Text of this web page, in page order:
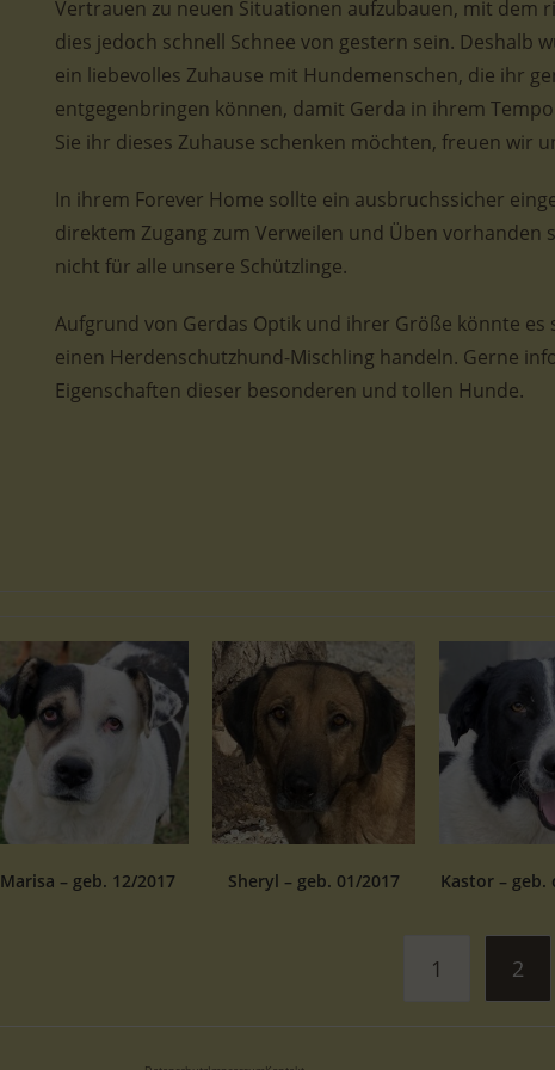
Vertrauen zu neuen Situationen aufzubauen, mit dem
dies jedoch schnell Schnee von gestern sein. Deshalb
ein liebevolles Zuhause mit Hundemenschen, die ihr
entgegenbringen können, damit Gerda in ihrem
Sie ihr dieses Zuhause schenken möchten, freuen wir
In ihrem Forever Home sollte ein ausbruchssicher
direktem Zugang zum Verweilen und Üben vorhanden
nicht für alle unsere Schützlinge.
Aufgrund von Gerdas Optik und ihrer Größe könnte es
einen Herdenschutzhund-Mischling handeln. Gerne
Eigenschaften dieser besonderen und tollen Hunde.
Marisa – geb. 12/2017 Sheryl – geb. 01/2017 Kastor – geb.
1 2